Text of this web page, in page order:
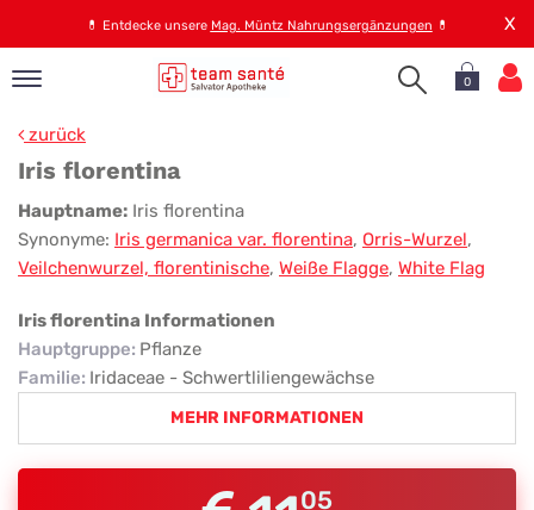
💊 Entdecke unsere Mag. Müntz Nahrungsergänzungen 💊 X
0
zurück
Iris florentina
Iris
florentina
Hauptname: Iris florentina
Synonyme: Iris germanica var. florentina, Orris-Wurzel,
Veilchenwurzel, florentinische, Weiße Flagge, White Flag
Iris florentina Informationen
Hauptgruppe: Pflanze
Familie: Iridaceae - Schwertliliengewächse
MEHR INFORMATIONEN
05